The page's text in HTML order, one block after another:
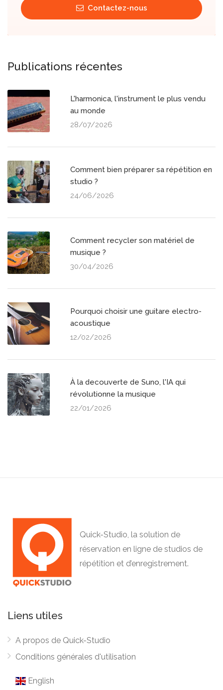
Contactez-nous
Publications récentes
L'harmonica, l'instrument le plus vendu
au monde
28/07/2026
Comment bien préparer sa répétition en
studio ?
24/06/2026
Comment recycler son matériel de
musique ?
30/04/2026
Pourquoi choisir une guitare electro-
acoustique
12/02/2026
À la decouverte de Suno, l'IA qui
révolutionne la musique
22/01/2026
Quick-Studio, la solution de
réservation en ligne de studios de
répétition et d’enregistrement.
Liens utiles
A propos de Quick-Studio
Conditions générales d'utilisation
English